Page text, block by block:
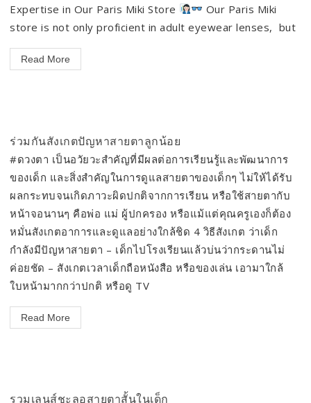
Expertise in Our Paris Miki Store
Our Paris Miki
store is not only proficient in adult eyewear lenses, but
Read More
ร่วมกันสังเกตปัญหาสายตาลูกน้อย
#ดวงตา เป็นอวัยวะสำคัญที่มีผลต่อการเรียนรู้และพัฒนาการ
ของเด็ก และสิ่งสำคัญในการดูแลสายตาของเด็กๆ ไม่ให้ได้รับ
ผลกระทบจนเกิดภาวะผิดปกติจากการเรียน หรือใช้สายตากับ
หน้าจอนานๆ คือพ่อ แม่ ผู้ปกครอง หรือแม้แต่คุณครูเองก็ต้อง
หมั่นสังเกตอาการและดูแลอย่างใกล้ชิด 4 วิธีสังเกต ว่าเด็ก
กำลังมีปัญหาสายตา – เด็กไปโรงเรียนแล้วบ่นว่ากระดานไม่
ค่อยชัด – สังเกตเวลาเด็กถือหนังสือ หรือของเล่น เอามาใกล้
ใบหน้ามากกว่าปกติ หรือดู TV
Read More
รวมเลนส์ชะลอสายตาสั้นในเด็ก